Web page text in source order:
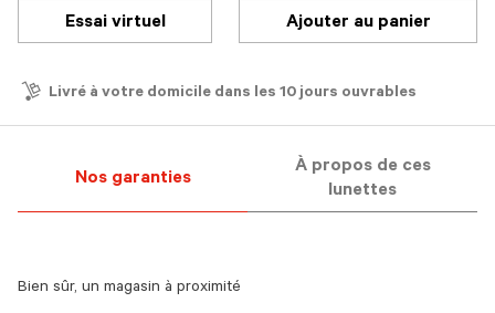
Essai virtuel Ajouter au panier
Livré à votre domicile dans les 10 jours ouvrables
Nos garanties
À propos de ces
lunettes
Bien sûr, un magasin à proximité